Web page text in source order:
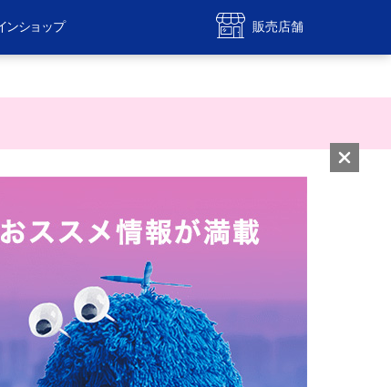
ンショップ 販売店舗
ョップ
ョップ
販売店舗
販売店舗